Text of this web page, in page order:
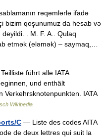
rəqəmlərlə ifadə
bizim qoşunumuz da hesab və
. M. F. A.. Qulaq
etmək (eləmək) – saymaq,…
führt alle IATA
und enthält
Verkehrsknotenpunkten. IATA
Wikipedia
C — Liste des codes AITA
de deux lettres qui suit la